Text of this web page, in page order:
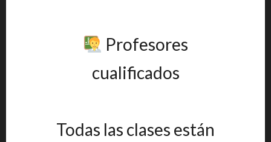
Profesores
cualificados
Todas las clases están